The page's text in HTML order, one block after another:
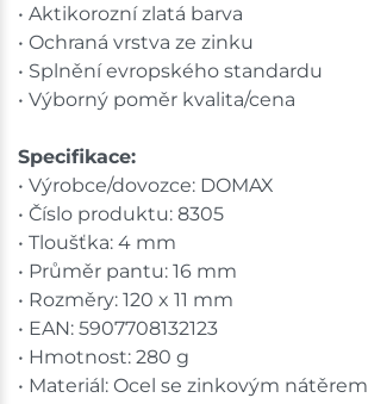
• Aktikorozní zlatá barva
• Ochraná vrstva ze zinku
• Splnění evropského standardu
• Výborný poměr kvalita/cena
Specifikace:
• Výrobce/dovozce: DOMAX
• Číslo produktu: 8305
• Tloušťka: 4 mm
• Průměr pantu: 16 mm
• Rozměry: 120 x 11 mm
• EAN: 5907708132123
• Hmotnost: 280 g
• Materiál: Ocel se zinkovým nátěrem